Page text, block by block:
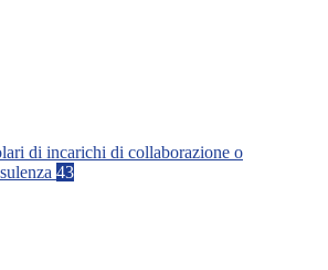
di incarichi di collaborazione o
43